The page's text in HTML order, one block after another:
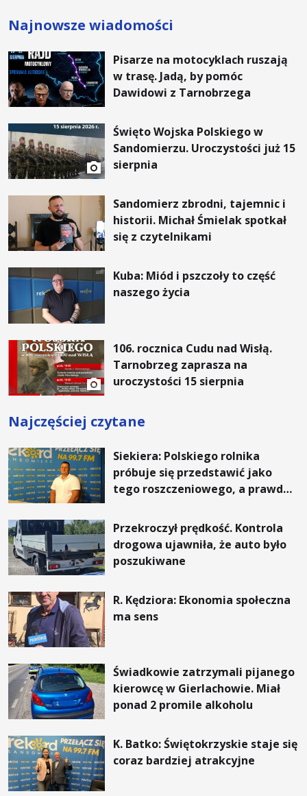
Najnowsze wiadomości
Pisarze na motocyklach ruszają
w trasę. Jadą, by pomóc
Dawidowi z Tarnobrzega
Święto Wojska Polskiego w
Sandomierzu. Uroczystości już 15
sierpnia
Sandomierz zbrodni, tajemnic i
historii. Michał Śmielak spotkał
się z czytelnikami
Kuba: Miód i pszczoły to część
naszego życia
106. rocznica Cudu nad Wisłą.
Tarnobrzeg zaprasza na
uroczystości 15 sierpnia
Najczęściej czytane
Siekiera: Polskiego rolnika
próbuje się przedstawić jako
tego roszczeniowego, a prawda
Przekroczył prędkość. Kontrola
drogowa ujawniła, że auto było
poszukiwane
R. Kędziora: Ekonomia społeczna
ma sens
Świadkowie zatrzymali pijanego
kierowcę w Gierlachowie. Miał
ponad 2 promile alkoholu
K. Batko: Świętokrzyskie staje się
coraz bardziej atrakcyjne